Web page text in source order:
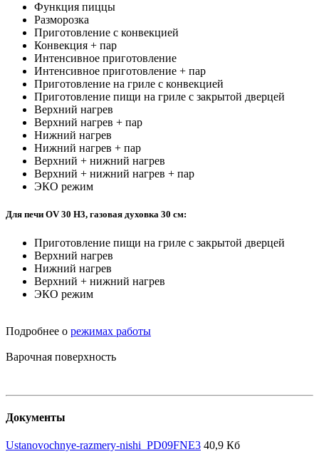
Функция пиццы
Разморозка
Приготовление с конвекцией
Конвекция + пар
Интенсивное приготовление
Интенсивное приготовление + пар
Приготовление на гриле с конвекцией
Приготовление пищи на гриле с закрытой дверцей
Верхний нагрев
Верхний нагрев + пар
Нижний нагрев
Нижний нагрев + пар
Верхний + нижний нагрев
Верхний + нижний нагрев + пар
ЭКО режим
Для печи OV 30 H3, газовая духовка 30 см:
Приготовление пищи на гриле с закрытой дверцей
Верхний нагрев
Нижний нагрев
Верхний + нижний нагрев
ЭКО режим
Подробнее о режимах работы
Варочная поверхность
Документы
Ustanovochnye-razmery-nishi_PD09FNE3 40,9 Кб